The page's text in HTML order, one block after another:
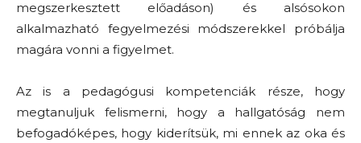
megszerkesztett előadáson) és alsósokon
alkalmazható fegyelmezési módszerekkel próbálja
magára vonni a figyelmet.
Az is a pedagógusi kompetenciák része, hogy
megtanuljuk felismerni, hogy a hallgatóság nem
befogadóképes, hogy kiderítsük, mi ennek az oka és